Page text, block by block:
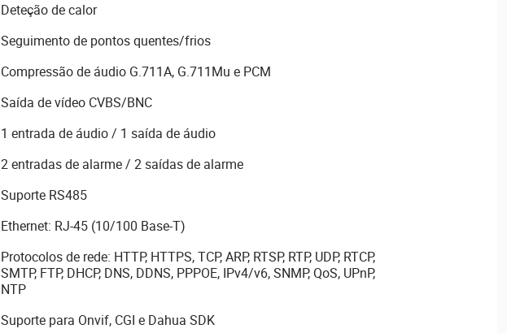
Deteção de calor
Seguimento de pontos quentes/frios
Compressão de áudio G.711A, G.711Mu e PCM
Saída de vídeo CVBS/BNC
1 entrada de áudio / 1 saída de áudio
2 entradas de alarme / 2 saídas de alarme
Suporte RS485
Ethernet: RJ-45 (10/100 Base-T)
Protocolos de rede: HTTP, HTTPS, TCP, ARP, RTSP, RTP, UDP, RTCP,
SMTP, FTP, DHCP, DNS, DDNS, PPPOE, IPv4/v6, SNMP, QoS, UPnP,
NTP
Suporte para Onvif, CGI e Dahua SDK